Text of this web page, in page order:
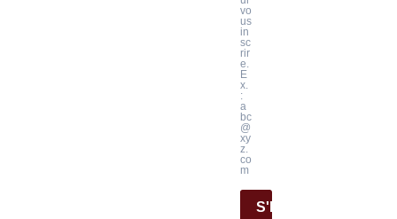
vo
us
in
sc
rir
e.
E
x.
:
a
bc
@
xy
z.
co
m
S'INSCRIRE